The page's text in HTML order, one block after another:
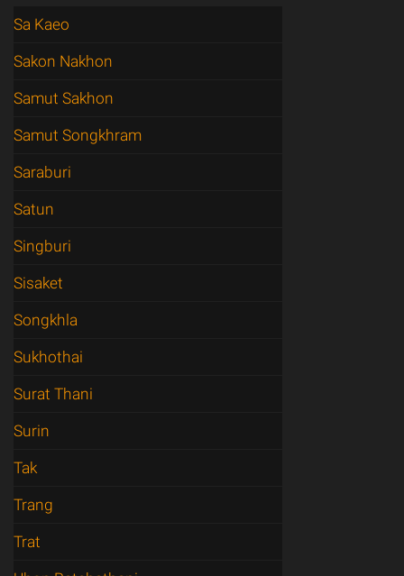
Sa Kaeo
Sakon Nakhon
Samut Sakhon
Samut Songkhram
Saraburi
Satun
Singburi
Sisaket
Songkhla
Sukhothai
Surat Thani
Surin
Tak
Trang
Trat